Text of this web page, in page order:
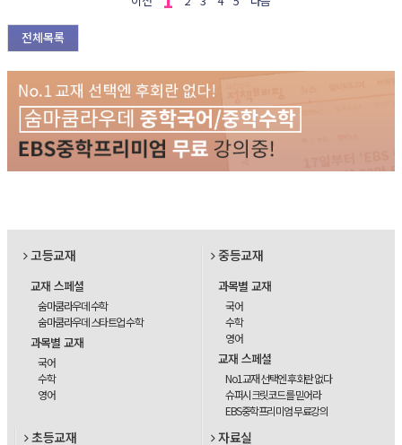
전체목록
고등교재
교재 스페셜
숨마쿰라우데 수학
숨마쿰라우데 스타트업 수학
과목별 교재
국어
수학
영어
중등교재
과목별 교재
국어
수학
영어
교재 스페셜
No1교재 선택엔 후회란 없다
슈퍼시크릿코드를 믿어라
EBS중학프리미엄 무료강의
초등교재 자료실